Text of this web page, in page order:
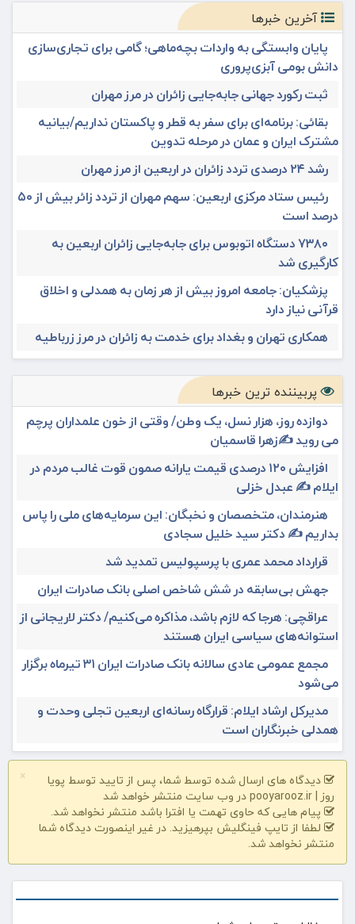
آخرین خبرها
پایان وابستگی به واردات بچه‌ماهی؛ گامی برای تجاری‌سازی
دانش بومی آبزی‌پروری
ثبت رکورد جهانی جابه‌جایی زائران در مرز مهران
بقائی: برنامه‌ای برای سفر به قطر و پاکستان نداریم/بیانیه
مشترک ایران و عمان در مرحله تدوین
رشد ۲۴ درصدی تردد زائران در اربعین از مرز مهران
رئیس ستاد مرکزی اربعین: سهم مهران از تردد زائر بیش از ۵۰
درصد است
۷۳۸۰ دستگاه اتوبوس برای جابه‌جایی زائران اربعین به‌
کارگیری شد
پزشکیان: جامعه امروز بیش از هر زمان به همدلی و اخلاق
قرآنی نیاز دارد
همکاری تهران و بغداد برای خدمت به زائران در مرز زرباطیه
پربیننده ترین خبرها
دوازده روز، هزار نسل، یک وطن/ وقتی از خون علمداران پرچم
می روید ✍️زهرا قاسمیان
افزایش ۱۲۰ درصدی قیمت یارانه صمون قوت غالب مردم در
ایلام ✍️ عبدل خزلی
هنرمندان، متخصصان و نخبگان: این سرمایه‌های ملی را پاس
بداریم ✍️ دکتر سید خلیل سجادی
قرارداد محمد عمری با پرسپولیس تمدید شد
جهش بی‌سابقه در شش شاخص اصلی بانک صادرات ایران
عراقچی: هرجا که لازم باشد، مذاکره می‌کنیم/ دکتر لاریجانی از
استوانه‌های سیاسی ایران هستند
مجمع عمومی عادی سالانه بانک صادرات ایران ۳۱ تیرماه برگزار
می‌شود
مدیرکل ارشاد ایلام: قرارگاه رسانه‌ای اربعین تجلی وحدت و
همدلی خبرنگاران است
×
دیدگاه های ارسال شده توسط شما، پس از تایید توسط پویا
روز | pooyarooz.ir در وب سایت منتشر خواهد شد
پیام هایی که حاوی تهمت یا افترا باشد منتشر نخواهد شد.
لطفا از تایپ فینگلیش بپرهیزید. در غیر اینصورت دیدگاه شما
منتشر نخواهد شد.